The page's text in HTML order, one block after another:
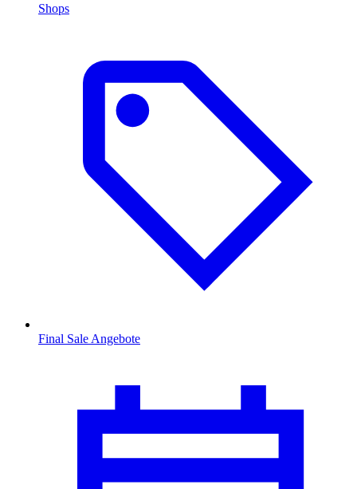
Shops
Final Sale Angebote